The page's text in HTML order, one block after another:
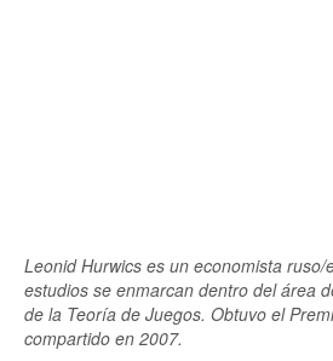
Leonid Hurwics es un economista
estudios se enmarcan dentro del área
de la Teoría de Juegos. Obtuvo el
compartido en 2007.